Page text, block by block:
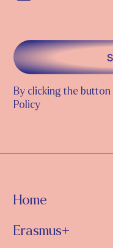
By clicking the
Policy
Home
Erasmus+